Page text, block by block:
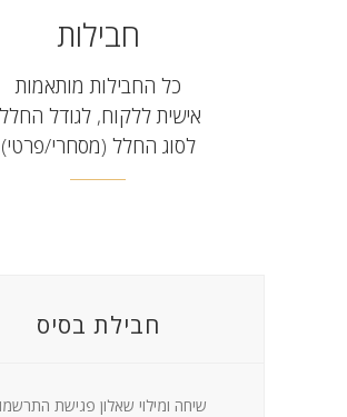
חבילות
כל החבילות מותאמות
אישית ללקוח, לגודל
לסוג החלל (מסחרי/פרטי)
חבילת בסיס
שיחה ומילוי שאלון פגישת